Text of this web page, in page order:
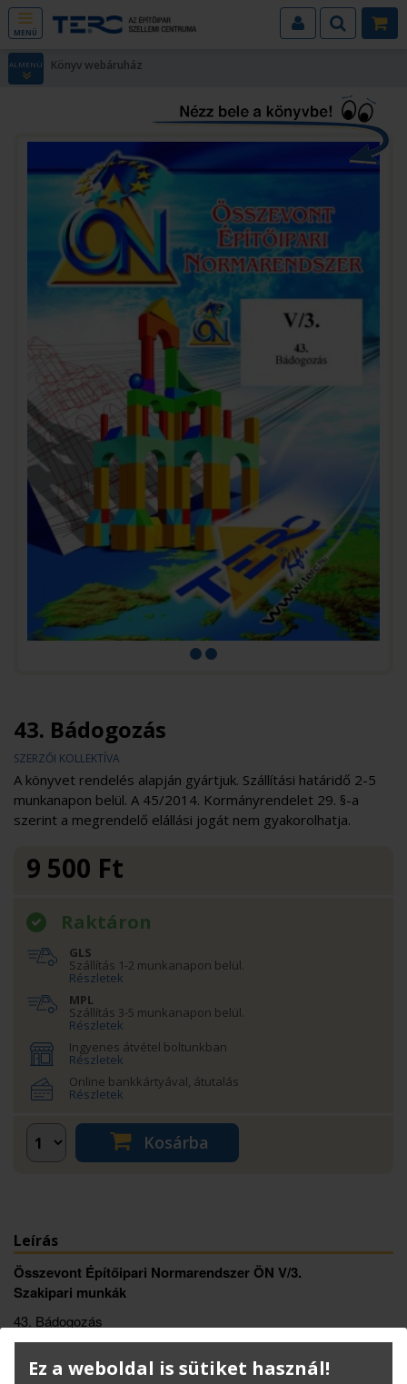
MENÜ
ALMENÜ Könyv webáruház
43. Bádogozás
SZERZŐI KOLLEKTÍVA
A könyvet rendelés alapján gyártjuk. Szállítási határidő 2-5
munkanapon belül. A 45/2014. Kormányrendelet 29. §-a
szerint a megrendelő elállási jogát nem gyakorolhatja.
9 500 Ft
Raktáron
GLS
Szállítás 1-2 munkanapon belül.
Részletek
MPL
Szállítás 3-5 munkanapon belül.
Részletek
Ingyenes átvétel boltunkban
Részletek
Online bankkártyával, átutalás
Részletek
Kosárba
Leírás
Összevont Építőipari Normarendszer ÖN V/3.
Szakipari munkák
43. Bádogozás
Könyvinfó
Ez a weboldal is sütiket használ!